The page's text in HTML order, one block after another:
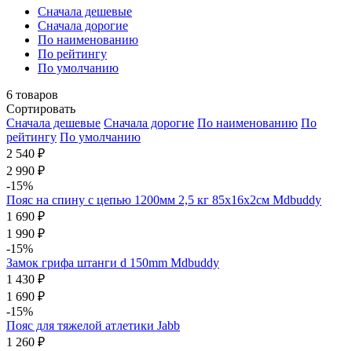
Cначала дешевые
Cначала дорогие
По наименованию
По рейтингу
По умолчанию
6 товаров
Сортировать
Cначала дешевые Cначала дорогие По наименованию По
рейтингу По умолчанию
2 540 ₽
2 990 ₽
-15%
Пояс на спину с цепью 1200мм 2,5 кг 85х16х2см Mdbuddy
1 690 ₽
1 990 ₽
-15%
Замок грифа штанги d 150mm Mdbuddy
1 430 ₽
1 690 ₽
-15%
Пояс для тяжелой атлетики Jabb
1 260 ₽